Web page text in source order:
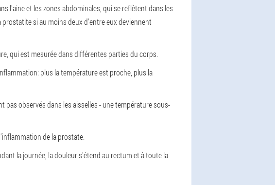
l'aine et les zones abdominales, qui se reflètent dans les
si au moins deux d'entre eux deviennent
qui est mesurée dans différentes parties du corps.
plus la température est proche, plus la
pas observés dans les aisselles - une température sous-
de la prostate.
la journée, la douleur s'étend au rectum et à toute la